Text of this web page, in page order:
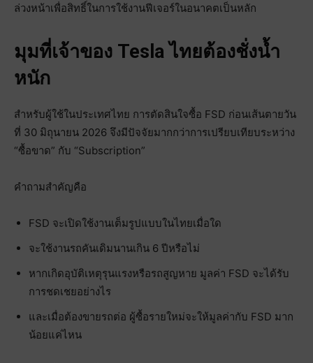
ล่วงหน้าเพื่อสิทธิ์ในการใช้งานฟีเจอร์ในอนาคตเป็นหลัก
มุมที่เจ้าของ Tesla ไทยต้องชั่งน้ำ
หนัก
สำหรับผู้ใช้ในประเทศไทย การตัดสินใจซื้อ FSD ก่อนเส้นตายวัน
ที่ 30 มิถุนายน 2026 จึงมีปัจจัยมากกว่าการเปรียบเทียบระหว่าง
“ซื้อขาด” กับ “Subscription”
คำถามสำคัญคือ
FSD จะเปิดใช้งานเต็มรูปแบบในไทยเมื่อใด
จะใช้งานรถคันเดิมนานเกิน 6 ปีหรือไม่
หากเกิดอุบัติเหตุรุนแรงหรือรถสูญหาย มูลค่า FSD จะได้รับ
การชดเชยอย่างไร
และเมื่อต้องขายรถต่อ ผู้ซื้อรายใหม่จะให้มูลค่ากับ FSD มาก
น้อยแค่ไหน